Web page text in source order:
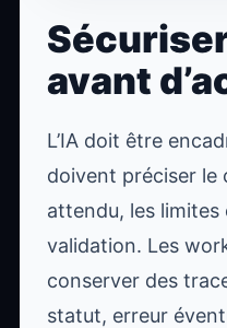
avant
L’IA doit être
doivent préciser
attendu, les limites
validation. Les
conserver des
statut, erreur